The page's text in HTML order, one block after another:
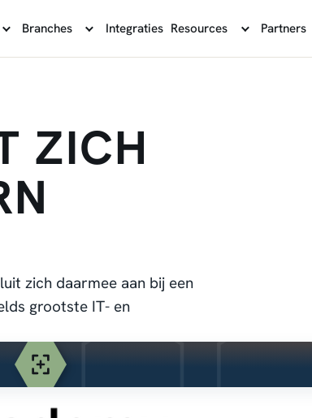
Branches Integraties Resources Partners
ZICH
zich daarmee aan bij een
grootste IT- en